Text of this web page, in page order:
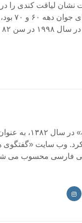
زندگی کرد و در سال ۱۹۹۳ توانست نشان
۱۹۹۳ با
دنیا رفت.
مجله آنلاین
وب سایت «گفتگوی
فارسی محسوب می